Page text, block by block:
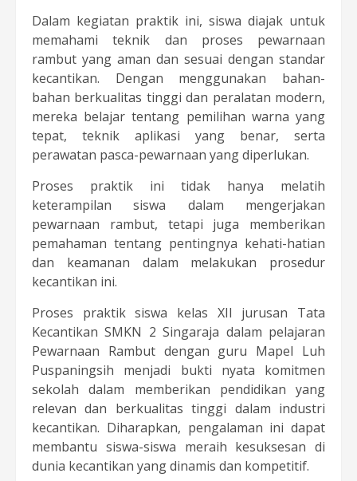
Dalam kegiatan praktik ini, siswa diajak untuk
memahami teknik dan proses pewarnaan
rambut yang aman dan sesuai dengan standar
kecantikan. Dengan menggunakan bahan-
bahan berkualitas tinggi dan peralatan modern,
mereka belajar tentang pemilihan warna yang
tepat, teknik aplikasi yang benar, serta
perawatan pasca-pewarnaan yang diperlukan.
Proses praktik ini tidak hanya melatih
keterampilan siswa dalam mengerjakan
pewarnaan rambut, tetapi juga memberikan
pemahaman tentang pentingnya kehati-hatian
dan keamanan dalam melakukan prosedur
kecantikan ini.
Proses praktik siswa kelas XII jurusan Tata
Kecantikan SMKN 2 Singaraja dalam pelajaran
Pewarnaan Rambut dengan guru Mapel Luh
Puspaningsih menjadi bukti nyata komitmen
sekolah dalam memberikan pendidikan yang
relevan dan berkualitas tinggi dalam industri
kecantikan. Diharapkan, pengalaman ini dapat
membantu siswa-siswa meraih kesuksesan di
dunia kecantikan yang dinamis dan kompetitif.